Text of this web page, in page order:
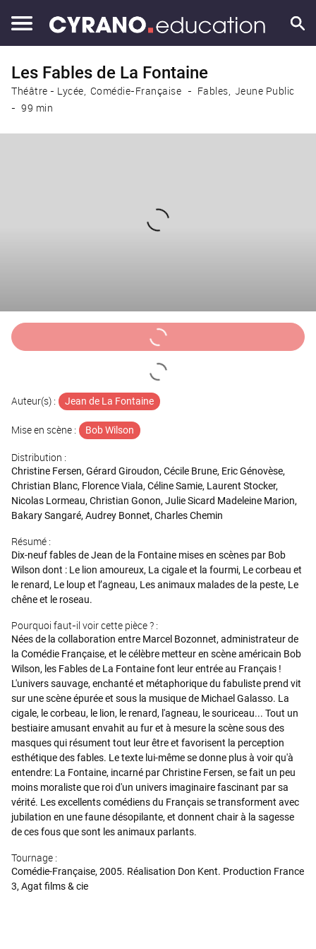
Les Fables de La Fontaine
Théâtre - Lycée Comédie-Française Fables Jeune Public
99 min
Auteur(s) : Jean de La Fontaine
Mise en scène : Bob Wilson
Distribution :
Christine Fersen, Gérard Giroudon, Cécile Brune, Eric Génovèse,
Christian Blanc, Florence Viala, Céline Samie, Laurent Stocker,
Nicolas Lormeau, Christian Gonon, Julie Sicard Madeleine Marion,
Bakary Sangaré, Audrey Bonnet, Charles Chemin
Résumé :
Dix-neuf fables de Jean de la Fontaine mises en scènes par Bob
Wilson dont : Le lion amoureux, La cigale et la fourmi, Le corbeau et
le renard, Le loup et l’agneau, Les animaux malades de la peste, Le
chêne et le roseau.
Pourquoi faut-il voir cette pièce ? :
Nées de la collaboration entre Marcel Bozonnet, administrateur de
la Comédie Française, et le célèbre metteur en scène américain Bob
Wilson, les Fables de La Fontaine font leur entrée au Français !
L'univers sauvage, enchanté et métaphorique du fabuliste prend vit
sur une scène épurée et sous la musique de Michael Galasso. La
cigale, le corbeau, le lion, le renard, l'agneau, le souriceau... Tout un
bestiaire amusant envahit au fur et à mesure la scène sous des
masques qui résument tout leur être et favorisent la perception
esthétique des fables. Le texte lui-même se donne plus à voir qu'à
entendre: La Fontaine, incarné par Christine Fersen, se fait un peu
moins moraliste que roi d'un univers imaginaire fascinant par sa
vérité. Les excellents comédiens du Français se transforment avec
jubilation en une faune désopilante, et donnent chair à la sagesse
de ces fous que sont les animaux parlants.
Tournage :
Comédie-Française, 2005. Réalisation Don Kent. Production France
3, Agat films & cie